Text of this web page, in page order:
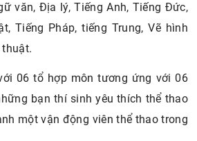
văn, Địa lý, Tiếng Anh, Tiếng Đức,
Tiếng Pháp, tiếng Trung, Vẽ hình
06 tổ hợp môn tương ứng với 06
bạn thí sinh yêu thích thể thao
một vận động viên thể thao trong